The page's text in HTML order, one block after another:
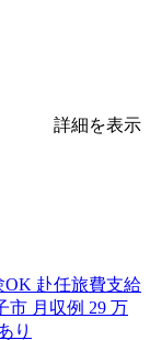
詳細を表示